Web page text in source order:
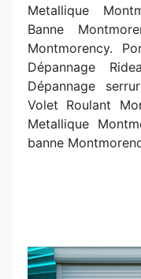
Metallique
Banne
Montmorency.
Dépannage
Dépannage
Volet Roulant
Metallique
banne